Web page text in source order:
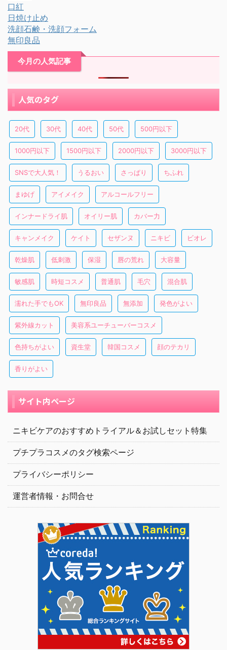
口紅
日焼け止め
洗顔石鹸・洗顔フォーム
無印良品
今月の人気記事
人気のタグ
20代 30代 40代 50代 500円以下
1000円以下 1500円以下 2000円以下 3000円以下
SNSで大人気！ うるおい さっぱり ちふれ
まゆげ アイメイク アルコールフリー
インナードライ肌 オイリー肌 カバー力
キャンメイク ケイト セザンヌ ニキビ ビオレ
乾燥肌 低刺激 保湿 唇の荒れ 大容量
敏感肌 時短コスメ 普通肌 毛穴 混合肌
濡れた手でもOK 無印良品 無添加 発色がよい
紫外線カット 美容系ユーチューバーコスメ
色持ちがよい 資生堂 韓国コスメ 顔のテカリ
香りがよい
サイト内ページ
ニキビケアのおすすめトライアル＆お試しセット特集
プチプラコスメのタグ検索ページ
プライバシーポリシー
運営者情報・お問合せ